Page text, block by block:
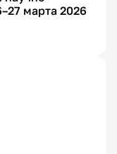
марта 2026